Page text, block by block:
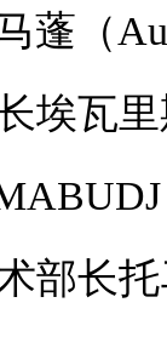
蓬（
埃瓦里
部长托